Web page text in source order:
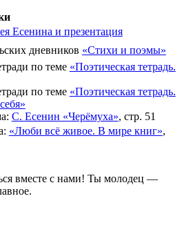
Есенина и презентация
дневников «Стихи и поэмы»
по теме «Поэтическая тетрадь.
по теме «Поэтическая тетрадь.
С. Есенин «Черёмуха», стр. 51
«Люби всё живое. В мире книг»,
вместе с нами! Ты молодец —